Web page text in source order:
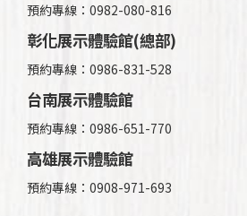
預約專線：0982-080-816
彰化展示體驗館(總部)
預約專線： 0986-831-528
台南展示體驗館
預約專線：0986-651-770
高雄展示體驗館
預約專線： 0908-971-693